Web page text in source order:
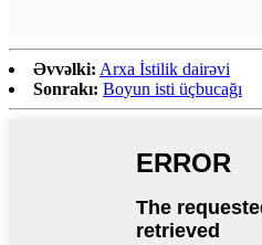
Əvvəlki: Arxa İstilik dairəvi
Sonrakı: Boyun isti üçbucağı